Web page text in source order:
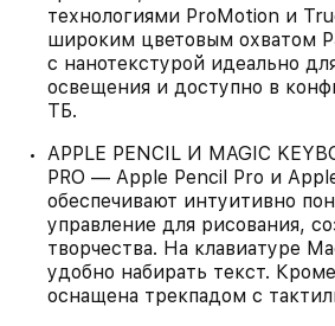
технологиями ProMotion и
широким цветовым охватом
с нанотекстурой идеально
освещения и доступно в
ТБ.
APPLE PENCIL И MAGIC
PRO — Apple Pencil Pro и
обеспечивают интуитивно
управление для рисования,
творчества. На клавиатуре
удобно набирать текст.
оснащена трекпадом с